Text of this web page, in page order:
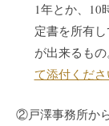
1年とか、
定書を所有
が出来るもの
て添付くださ
②戸澤事務所か